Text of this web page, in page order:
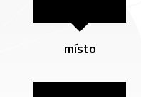
místo